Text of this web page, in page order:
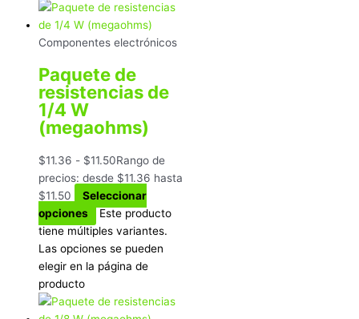
Componentes electrónicos
Paquete de
resistencias de
1/4 W
(megaohms)
$11.36 - $11.50Rango de
precios: desde $11.36 hasta
$11.50
Seleccionar
opciones
Este producto
tiene múltiples variantes.
Las opciones se pueden
elegir en la página de
producto